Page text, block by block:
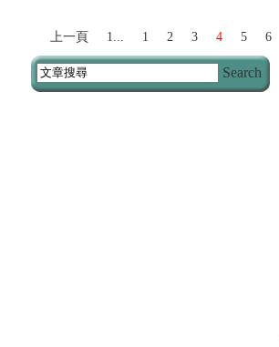
上一頁 1... 1 2 3 4 5 6
Search